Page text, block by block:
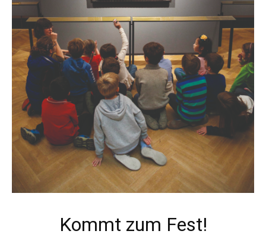
Kommt zum Fest!